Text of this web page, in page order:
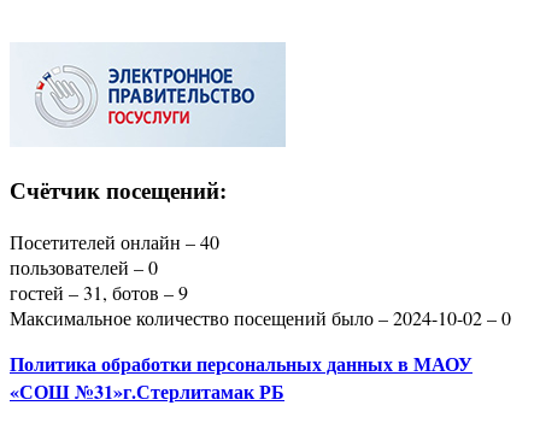
Счётчик посещений:
Посетителей онлайн – 40
пользователей – 0
гостей – 31, ботов – 9
Максимальное количество посещений было – 2024-10-02 – 0
Политикаобработки персональных данныхв МАОУ
«СОШ №31»г.Стерлитамак РБ